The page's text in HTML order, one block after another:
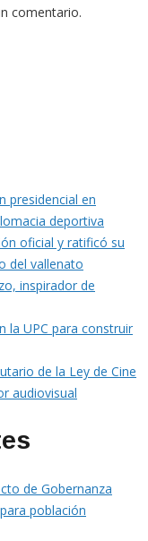
comentario.
presidencial en
deportiva
oficial y ratificó su
del vallenato
inspirador de
la UPC para construir
de la Ley de Cine
audiovisual
de Gobernanza
población